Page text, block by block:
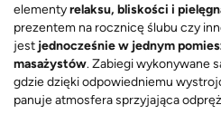
elementyrelaksu, bliskości i
prezentem na rocznicę ślubu czy
jest jednocześnie w jednym
masażystów. Zabiegi wykonywane
gdzie dzięki odpowiedniemu
panuje atmosfera sprzyjająca